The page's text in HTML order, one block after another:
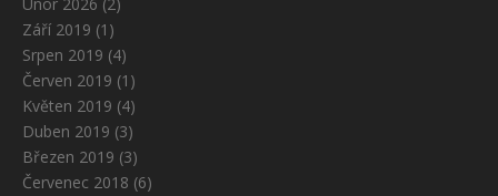
Září 2019 (1)
Srpen 2019 (4)
Červen 2019 (1)
Květen 2019 (4)
Duben 2019 (3)
Březen 2019 (3)
Červenec 2018 (6)